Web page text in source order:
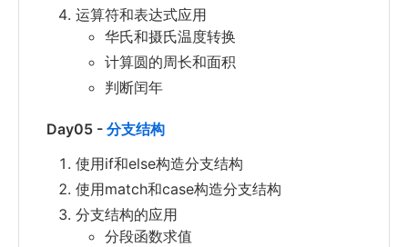
运算符和表达式应用
华氏和摄氏温度转换
计算圆的周长和面积
判断闰年
Day05 - 分支结构
使用if和else构造分支结构
使用match和case构造分支结构
分支结构的应用
分段函数求值